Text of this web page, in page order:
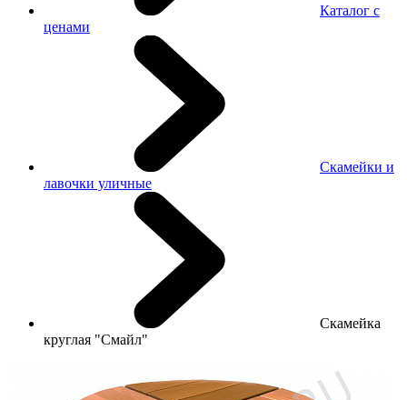
Каталог с
ценами
Скамейки и
лавочки уличные
Скамейка
круглая "Смайл"